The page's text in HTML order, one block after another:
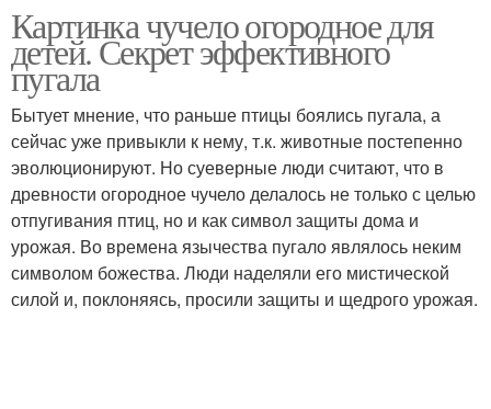
Картинка чучело огородное для
детей. Секрет эффективного
пугала
Бытует мнение, что раньше птицы боялись пугала, а
сейчас уже привыкли к нему, т.к. животные постепенно
эволюционируют. Но суеверные люди считают, что в
древности огородное чучело делалось не только с целью
отпугивания птиц, но и как символ защиты дома и
урожая. Во времена язычества пугало являлось неким
символом божества. Люди наделяли его мистической
силой и, поклоняясь, просили защиты и щедрого урожая.